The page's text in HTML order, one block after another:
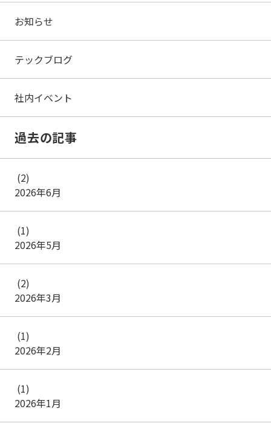
お知らせ
テックブログ
社内イベント
過去の記事
2026年6月
(2)
2026年5月
(1)
2026年3月
(2)
2026年2月
(1)
2026年1月
(1)